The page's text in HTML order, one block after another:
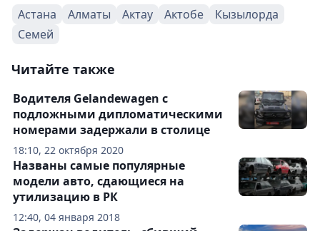
Астана Алматы Актау Актобе
Кызылорда
Семей
Читайте также
18:10, 22 октября 2020
Водителя Gelandewagen с
подложными дипломатическими
номерами задержали в столице
12:40, 04 января 2018
Названы самые популярные
модели авто, сдающиеся на
утилизацию в РК